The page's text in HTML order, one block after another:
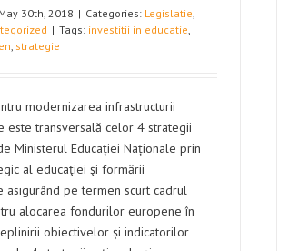
May 30th, 2018 | Categories: Legislatie
| Tags: investitii in educatie
strategie
modernizarea infrastructurii
este transversală celor 4 strategii
Ministerul Educației Naționale prin
al educaţiei şi formării
asigurând pe termen scurt cadrul
alocarea fondurilor europene în
obiectivelor și indicatorilor